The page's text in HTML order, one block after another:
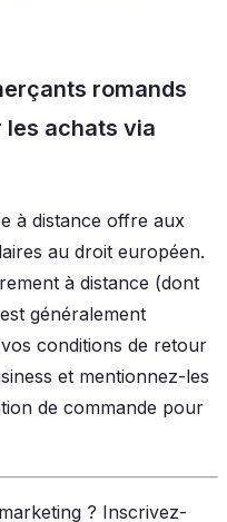
romands
achats via
à distance offre aux
au droit européen.
à distance (dont
généralement
conditions de retour
et mentionnez-les
de commande pour
? Inscrivez-